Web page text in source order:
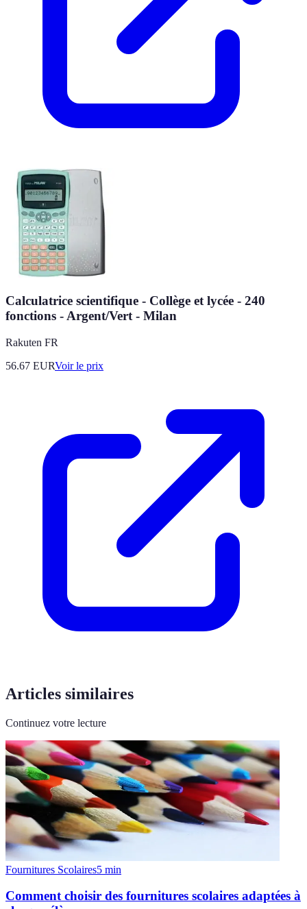
Calculatrice scientifique - Collège et lycée - 240
fonctions - Argent/Vert - Milan
Rakuten FR
56.67 EURVoir le prix
Articles similaires
Continuez votre lecture
Fournitures Scolaires5 min
Comment choisir des fournitures scolaires adaptées à